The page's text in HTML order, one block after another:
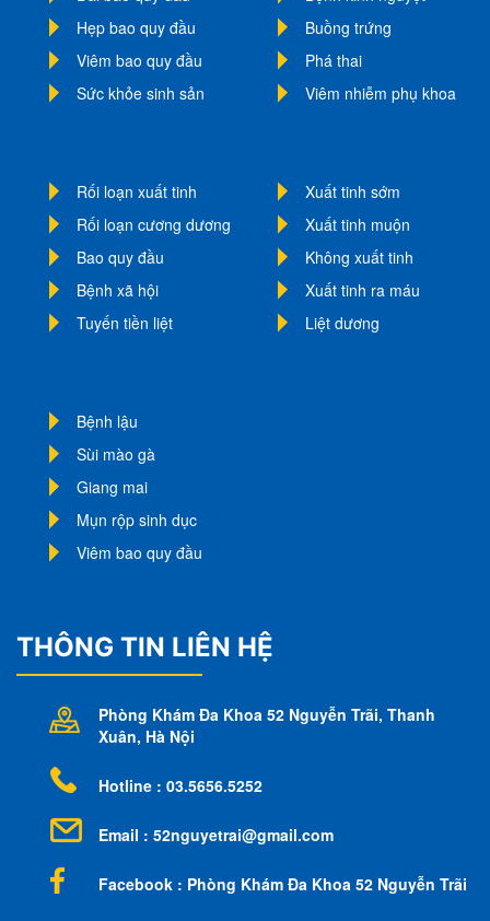
Hẹp bao quy đầu
Viêm bao quy đầu
Sức khỏe sinh sản
Buồng trứng
Phá thai
Viêm nhiễm phụ khoa
Rối loạn xuất tinh
Rối loạn cương dương
Bao quy đầu
Bệnh xã hội
Tuyến tiền liệt
Xuất tinh sớm
Xuất tinh muộn
Không xuất tinh
Xuất tinh ra máu
Liệt dương
Bệnh lậu
Sùi mào gà
Giang mai
Mụn rộp sinh dục
Viêm bao quy đầu
THÔNG TIN LIÊN HỆ
Phòng Khám Đa Khoa 52 Nguyễn Trãi, Thanh
Xuân, Hà Nội
Hotline : 03.5656.5252
Email : 52nguyetrai@gmail.com
Facebook : Phòng Khám Đa Khoa 52 Nguyễn Trãi